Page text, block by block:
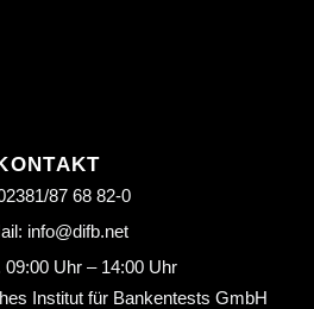
87 68 82-0
info@difb.net
09:00 Uhr – 14:00 Uhr
Institut für Bankentests GmbH